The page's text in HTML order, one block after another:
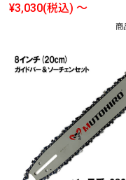
¥3,030(税込) ～
商